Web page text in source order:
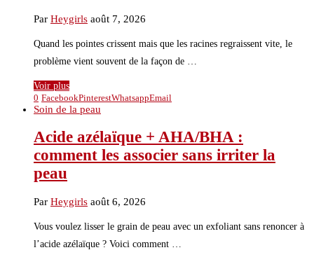
Par Heygirls août 7, 2026
Quand les pointes crissent mais que les racines regraissent vite, le
problème vient souvent de la façon de …
Voir plus
0 FacebookPinterestWhatsappEmail
Soin de la peau
Acide azélaïque + AHA/BHA :
comment les associer sans irriter la
peau
Par Heygirls août 6, 2026
Vous voulez lisser le grain de peau avec un exfoliant sans renoncer à
l’acide azélaïque ? Voici comment …